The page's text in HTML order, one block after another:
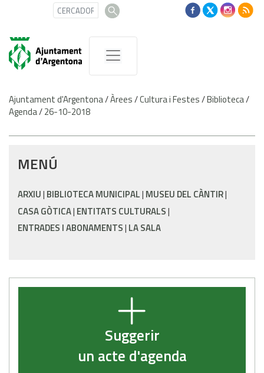
Ajuntament d'Argentona/Àrees/Cultura i Festes/Biblioteca/
Agenda/26-10-2018
MENÚ
ARXIU BIBLIOTECA MUNICIPAL MUSEU DEL CÀNTIR
CASA GÒTICA ENTITATS CULTURALS
ENTRADES I ABONAMENTS LA SALA
Suggerir
un acte d'agenda